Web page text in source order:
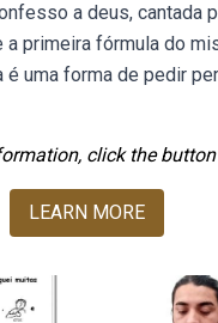
a deus, cantada
a primeira fórmula do
é uma forma de pedir
click the button
LEARN MORE